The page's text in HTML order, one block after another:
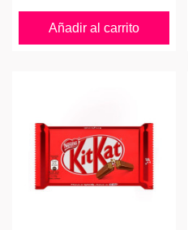
Añadir al carrito